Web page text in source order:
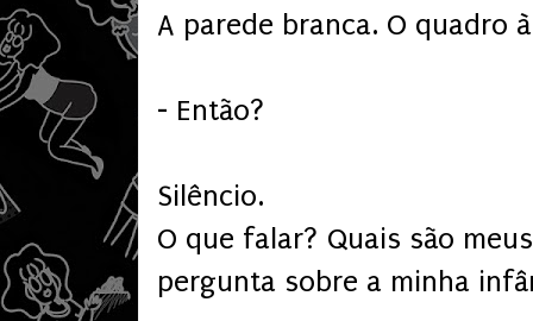
A parede branca. O quadro
- Então?
Silêncio.
O que falar? Quais são
pergunta sobre a minha